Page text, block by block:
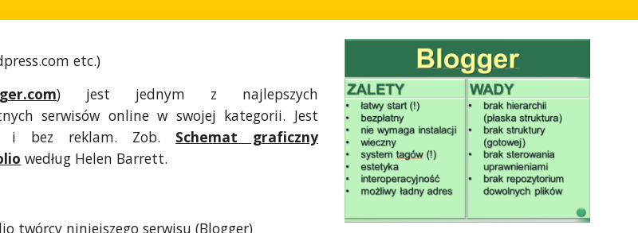
etc.)
) jest jednym z najlepszych
serwisów online w swojej kategorii. Jest
i bez reklam. Zob. Schemat graficzny
według Helen Barrett.
twórcy niniejszego serwisu (Blogger)